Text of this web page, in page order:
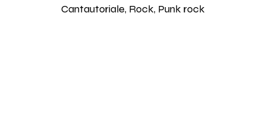
Cantautoriale, Rock, Punk rock